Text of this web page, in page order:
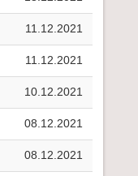
11.12.2021
11.12.2021
10.12.2021
08.12.2021
08.12.2021